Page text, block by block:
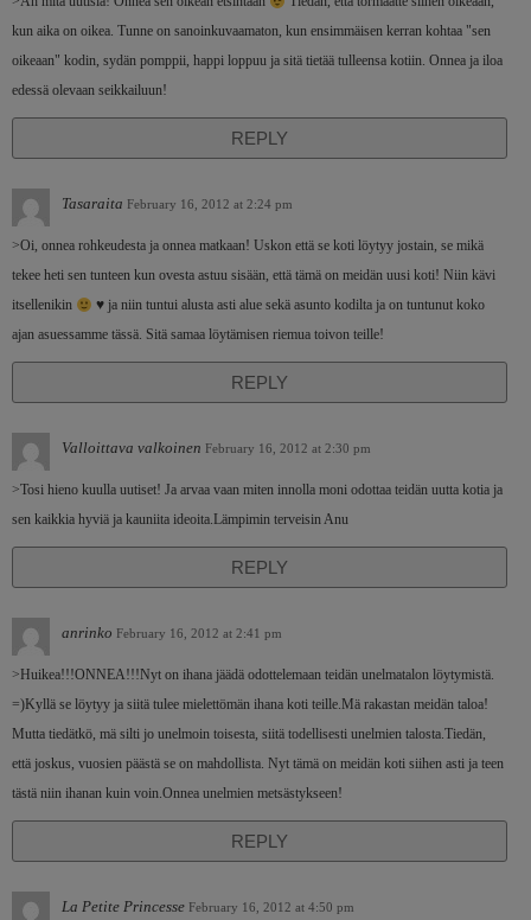
kun aika on oikea. Tunne on sanoinkuvaamaton, kun ensimmäisen kerran kohtaa "sen
oikeaan" kodin, sydän pomppii, happi loppuu ja sitä tietää tulleensa kotiin. Onnea ja iloa
edessä olevaan seikkailuun!
REPLY
Tasaraita February 16, 2012 at 2:24 pm
>Oi, onnea rohkeudesta ja onnea matkaan! Uskon että se koti löytyy jostain, se mikä
tekee heti sen tunteen kun ovesta astuu sisään, että tämä on meidän uusi koti! Niin kävi
itsellenikin
♥ ja niin tuntui alusta asti alue sekä asunto kodilta ja on tuntunut koko
ajan asuessamme tässä. Sitä samaa löytämisen riemua toivon teille!
REPLY
Valloittava valkoinen February 16, 2012 at 2:30 pm
>Tosi hieno kuulla uutiset! Ja arvaa vaan miten innolla moni odottaa teidän uutta kotia ja
sen kaikkia hyviä ja kauniita ideoita.Lämpimin terveisin Anu
REPLY
anrinko February 16, 2012 at 2:41 pm
>Huikea!!!ONNEA!!!Nyt on ihana jäädä odottelemaan teidän unelmatalon löytymistä.
=)Kyllä se löytyy ja siitä tulee mielettömän ihana koti teille.Mä rakastan meidän taloa!
Mutta tiedätkö, mä silti jo unelmoin toisesta, siitä todellisesti unelmien talosta.Tiedän,
että joskus, vuosien päästä se on mahdollista. Nyt tämä on meidän koti siihen asti ja teen
tästä niin ihanan kuin voin.Onnea unelmien metsästykseen!
REPLY
La Petite Princesse February 16, 2012 at 4:50 pm